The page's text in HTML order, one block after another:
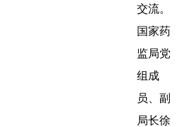
交流。
国家药
监局党
组成
员、副
局长徐